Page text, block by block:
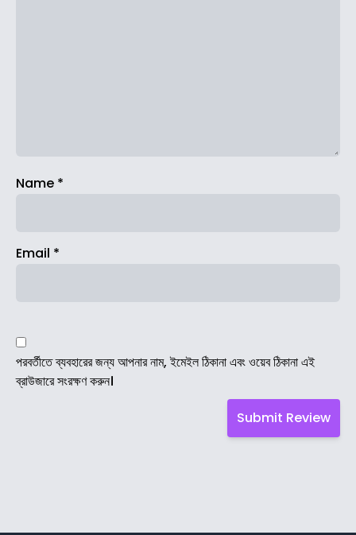
Name *
Email *
পরবর্তীতে ব্যবহারের জন্য আপনার নাম, ইমেইল ঠিকানা এবং ওয়েব ঠিকানা এই
ব্রাউজারে সংরক্ষণ করুন।